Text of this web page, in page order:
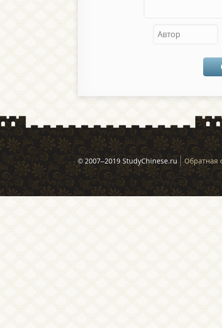
© 2007–2019 StudyChinese.ru Обратная